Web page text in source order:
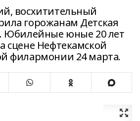
восхитительный
горожанам Детская
Юбилейные юные 20 лет
сцене Нефтекамской
филармонии 24 марта.